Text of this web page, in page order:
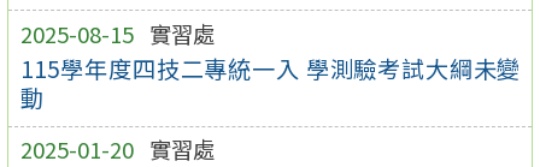
2025-08-15 實習處
115學年度四技二專統一入 學測驗考試大綱未變
動
2025-01-20 實習處